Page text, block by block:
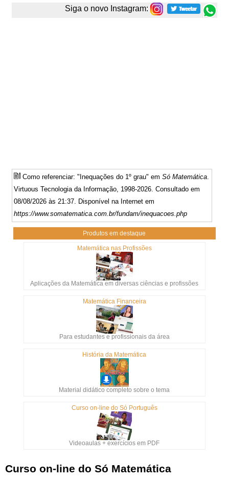
Siga o novo Instagram:
Como referenciar: "Inequações do 1º grau" emSó Matemática
Virtuous Tecnologia da Informação, 1998-2026. Consultado em
08/08/2026 às 21:37. Disponível na Internet em
https://www.somatematica.com.br/fundam/inequacoes.php
Produtos em destaque
Matemática nas Profissões
Aplicações da Matemática em diversas ciências e profissões
Matemática Financeira
Para estudantes e profissionais da área
História da Matemática
Material didático completo sobre o tema
Curso on-line do Só Português
Videoaulas + exercícios em PDF
Curso on-line do Só Matemática